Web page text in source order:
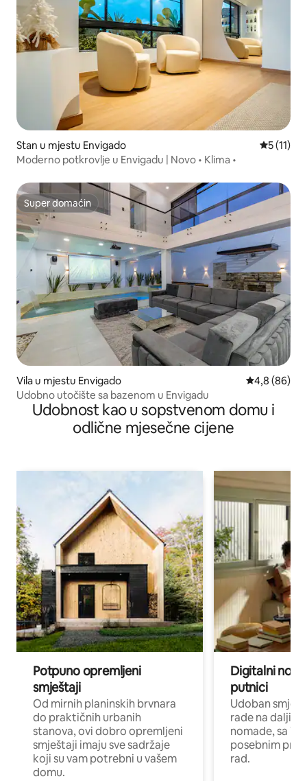
Stan u mjestu Envigado prosječna
5 (11)
Moderno potkrovlje u Envigadu | Novo • Klima •
Super domaćin
Super domaćin
Vila u mjestu Envigado prosječna
4,8 (86)
Udobno utočište sa bazenom u Envigadu
Udobnost kao u sopstvenom domu i
odlične mjesečne cijene
Potpuno opremljeni
smještaji
Od mirnih planinskih brvnara
do praktičnih urbanih
stanova, ovi dobro opremljeni
smještaji imaju sve sadržaje
koji su vam potrebni u vašem
domu.
Digitalni
putnici
Udoban
rade na
nomade, sa
posebnim
rad.